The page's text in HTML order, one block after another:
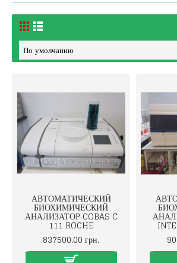
АВТОМАТИЧЕСКИЙ
БИОХИМИЧЕСКИЙ
АНАЛИЗАТОР COBAS C
111 ROCHE
837500.00 грн.